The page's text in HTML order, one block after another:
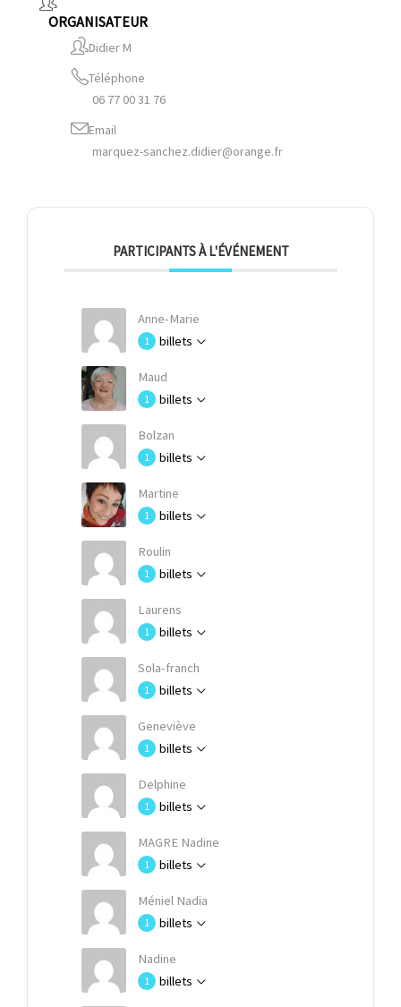
ORGANISATEUR
Didier M
Téléphone
06 77 00 31 76
Email
marquez-sanchez.didier@orange.fr
PARTICIPANTS À L'ÉVÉNEMENT
Anne-Marie
1 billets
Maud
1 billets
Bolzan
1 billets
Martine
1 billets
Roulin
1 billets
Laurens
1 billets
Sola-franch
1 billets
Geneviève
1 billets
Delphine
1 billets
MAGRE Nadine
1 billets
Méniel Nadia
1 billets
Nadine
1 billets